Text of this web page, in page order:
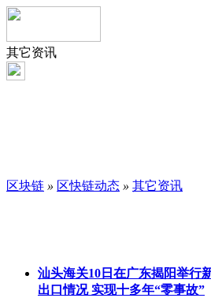
其它资讯
区块链 » 区快链动态 » 其它资讯
汕头海关10日在广东揭阳举行
出口情况 实现十多年“零事故”